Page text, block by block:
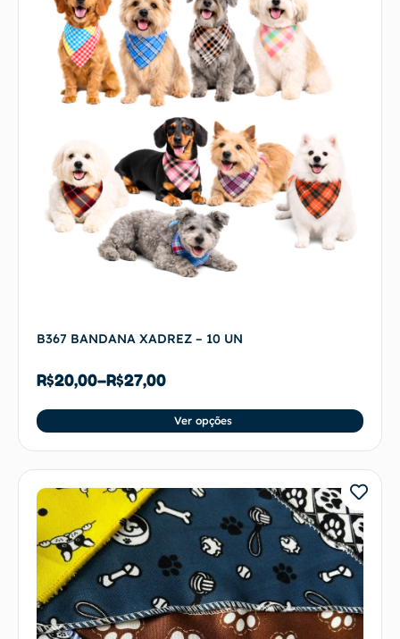
B367 BANDANA XADREZ – 10 UN
R$20,00–R$27,00
Ver opções